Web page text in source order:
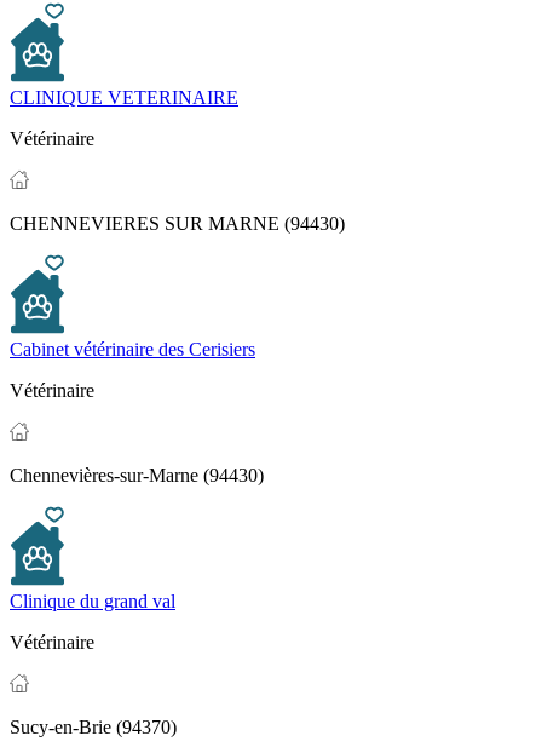
CLINIQUE VETERINAIRE
Vétérinaire
CHENNEVIERES SUR MARNE (94430)
Cabinet vétérinaire des Cerisiers
Vétérinaire
Chennevières-sur-Marne (94430)
Clinique du grand val
Vétérinaire
Sucy-en-Brie (94370)